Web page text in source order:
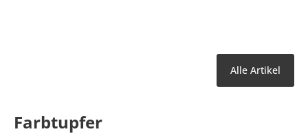
Alle Artikel
Farbtupfer